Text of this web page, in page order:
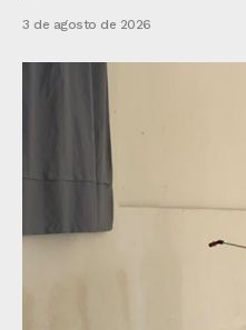
3 de agosto de 2026